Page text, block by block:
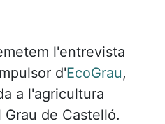
l'entrevista
d'EcoGrau,
a l'agricultura
de Castelló.